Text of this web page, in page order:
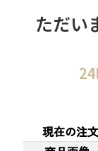
ただい